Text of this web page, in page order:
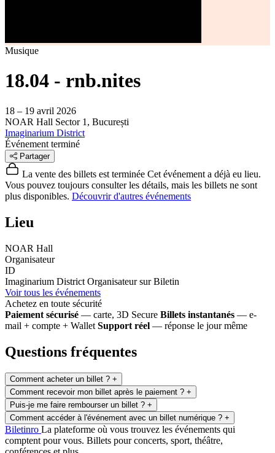
Musique
18.04 - rnb.nites
18 – 19 avril 2026
NOAR Hall Sector 1, București
Imaginarium District
Événement terminé
Partager
La vente des billets est terminée Cet événement a déjà eu lieu.
Vous pouvez toujours consulter les détails, mais les billets ne sont
plus disponibles. Découvrir d'autres événements
Lieu
NOAR Hall
Organisateur
ID
Imaginarium District Organisateur sur Biletin
Voir tous les événements
Achetez en toute sécurité
Paiement sécurisé — carte, 3D Secure Billets instantanés — e-
mail + compte + Wallet Support réel — réponse le jour même
Questions fréquentes
Comment acheter un billet ? +
Comment recevoir mon billet après le paiement ? +
Puis-je me faire rembourser un billet ? +
Comment accéder à l'événement avec un billet numérique ? +
Biletinro La plateforme où vous trouvez les événements qui
comptent pour vous. Billets pour concerts, sport, théâtre,